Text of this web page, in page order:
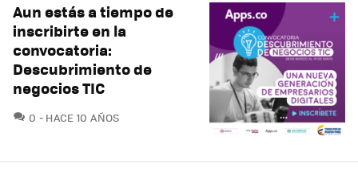
Aun estás a tiempo de
inscribirte en la
convocatoria:
Descubrimiento de
negocios TIC
0 COMENTARIOS
HACE 10 AÑOS